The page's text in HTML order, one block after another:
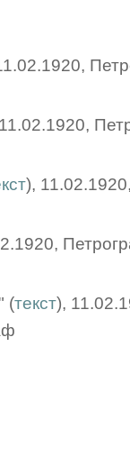
),
(текст),